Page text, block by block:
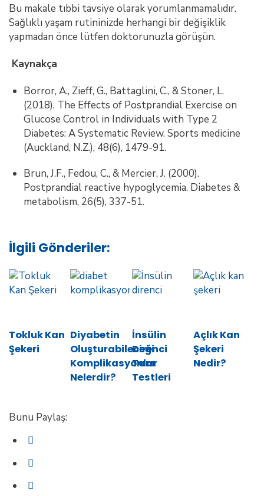
Bu makale tıbbi tavsiye olarak yorumlanmamalıdır.
Sağlıklı yaşam rutininizde herhangi bir değişiklik
yapmadan önce lütfen doktorunuzla görüşün.
Kaynakça
Borror, A., Zieff, G., Battaglini, C., & Stoner, L.
(2018). The Effects of Postprandial Exercise on
Glucose Control in Individuals with Type 2
Diabetes: A Systematic Review. Sports medicine
(Auckland, N.Z.), 48(6), 1479-91.
Brun, J.F., Fedou, C., & Mercier, J. (2000).
Postprandial reactive hypoglycemia. Diabetes &
metabolism, 26(5), 337-51.
İlgili Gönderiler:
Tokluk Kan
Şekeri
Diyabetin
Oluşturabileceği
Komplikasyonlar
Nelerdir?
İnsülin
Direnci
Tanı
Testleri
Açlık Kan
Şekeri
Nedir?
Bunu Paylaş: